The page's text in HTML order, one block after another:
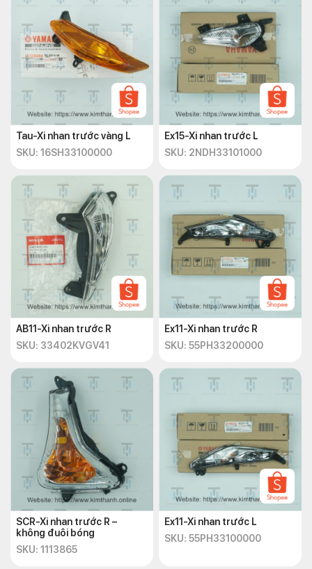
Tau-Xi nhan trước vàng L
SKU: 16SH33100000
Ex15-Xi nhan trước L
SKU: 2NDH33101000
AB11-Xi nhan trước R
SKU: 33402KVGV41
Ex11-Xi nhan trước R
SKU: 55PH33200000
SCR-Xi nhan trước R –
không đuôi bóng
SKU: 1113865
Ex11-Xi nhan trước L
SKU: 55PH33100000